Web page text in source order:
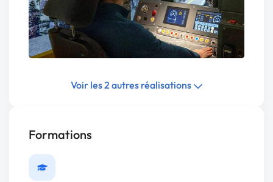
Voir les 2 autres réalisations
Formations